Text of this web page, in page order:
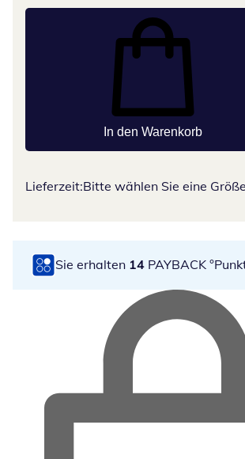
In den Warenkorb
Lieferzeit:Bitte wählen Sie eine Größe
Sie erhalten 14 PAYBACK